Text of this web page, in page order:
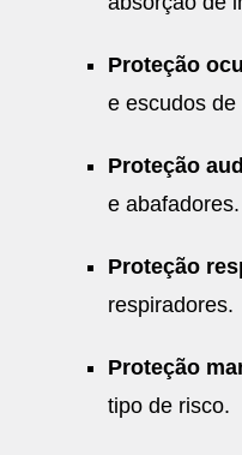
Proteção
e escudos de
Proteção
e abafadores.
Proteção
respiradores.
Proteção
tipo de risco.